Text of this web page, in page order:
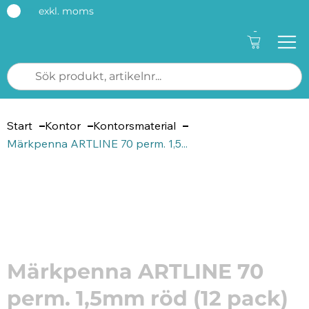
exkl. moms
-
Start Kontor
Kontorsmaterial
Märkpenna ARTLINE 70 perm. 1,5...
Märkpenna ARTLINE 70
perm. 1,5mm röd (12 pack)